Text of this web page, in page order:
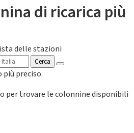
di ricarica più
delle stazioni
Cerca
più preciso.
per trovare le colonnine disponibili